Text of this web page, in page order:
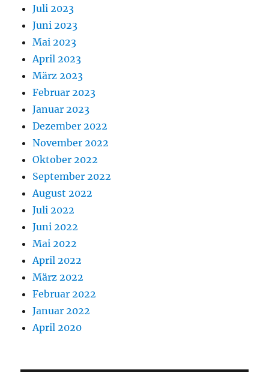
Juli 2023
Juni 2023
Mai 2023
April 2023
März 2023
Februar 2023
Januar 2023
Dezember 2022
November 2022
Oktober 2022
September 2022
August 2022
Juli 2022
Juni 2022
Mai 2022
April 2022
März 2022
Februar 2022
Januar 2022
April 2020